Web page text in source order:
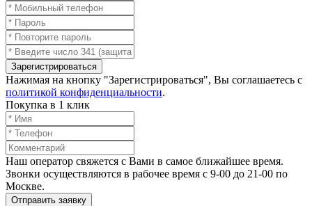
Зарегистрироваться
Нажимая на кнопку "Зарегистрироваться", Вы соглашаетесь с
политикой конфиденциальности.
Покупка в 1 клик
Наш оператор свяжется с Вами в самое ближайшее время.
Звонки осуществляются в рабочее время с 9-00 до 21-00 по
Москве.
Отправить заявку